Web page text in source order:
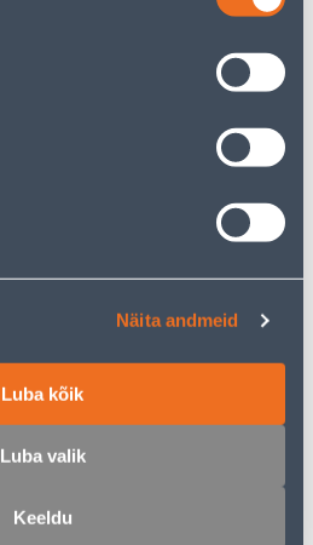
Näita andmeid
Luba kõik
Luba valik
Keeldu
VALG.REG NUPP DELTA
VALGUSREGULAATOR 20-
400W ALFA BEEZ
23